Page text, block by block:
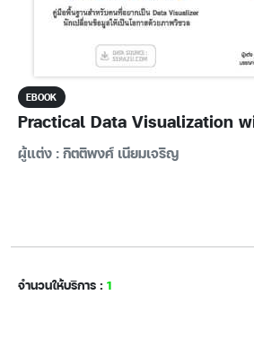
EBOOK
Practical Data Visualization
ผู้แต่ง : กิตติพงศ์ เนียมเจริญ
จำนวนให้บริการ : 1